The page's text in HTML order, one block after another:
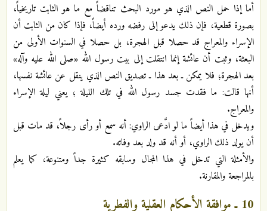
أما إذا حمل النص الذي هو مورد البحث تناقضاً مع ما هو الثابت تاريخياً،
بصورة قطعية، فإن ذلك يدعو إلى رفضه ورده أيضاً، فإذا كان من الثابت أن
الإسراء والمعراج قد حصلا قبل الهجرة، بل حصلا في السنوات الأولى من
البعثة، وثبت أن عائشة إنما انتقلت إلى بيت رسول الله «صلى الله عليه وآله»
بعد الهجرة؛ فلا يمكن ـ بعد هذا ـ تصديق النص الذي ينقل عن عائشة نفسها،
أنها قالت: ما فقدت جسد رسول الله في تلك الليلة ؛ يعني ليلة الإسراء
والمعراج.
ويدخل في هذا أيضاً ما لو ادَّعى الراوي: أنه سمع أو رأى رجلاً، قد مات قبل
أن يولد ذلك الراوي، أو أنه قد ولد بعد وفاته.
والأمثلة التي تدخل في هذا المجال وسابقه كثيرة جداً ومتنوعة، كما يعلم
بالمراجعة والمقارنة.
10 ـ موافقة الأحكام العقلية والفطرية